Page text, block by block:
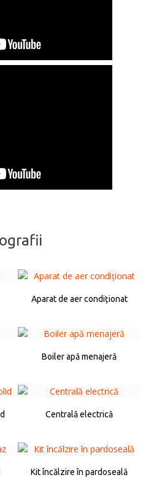
Aparat de aer condiționat
Boiler apă menajeră
Centrală electrică
Kit încălzire în pardoseală